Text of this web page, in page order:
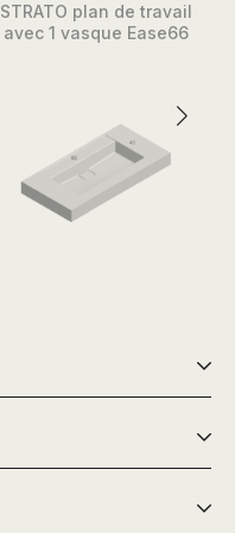
STRATO plan de travail
avec 1 vasque Ease66